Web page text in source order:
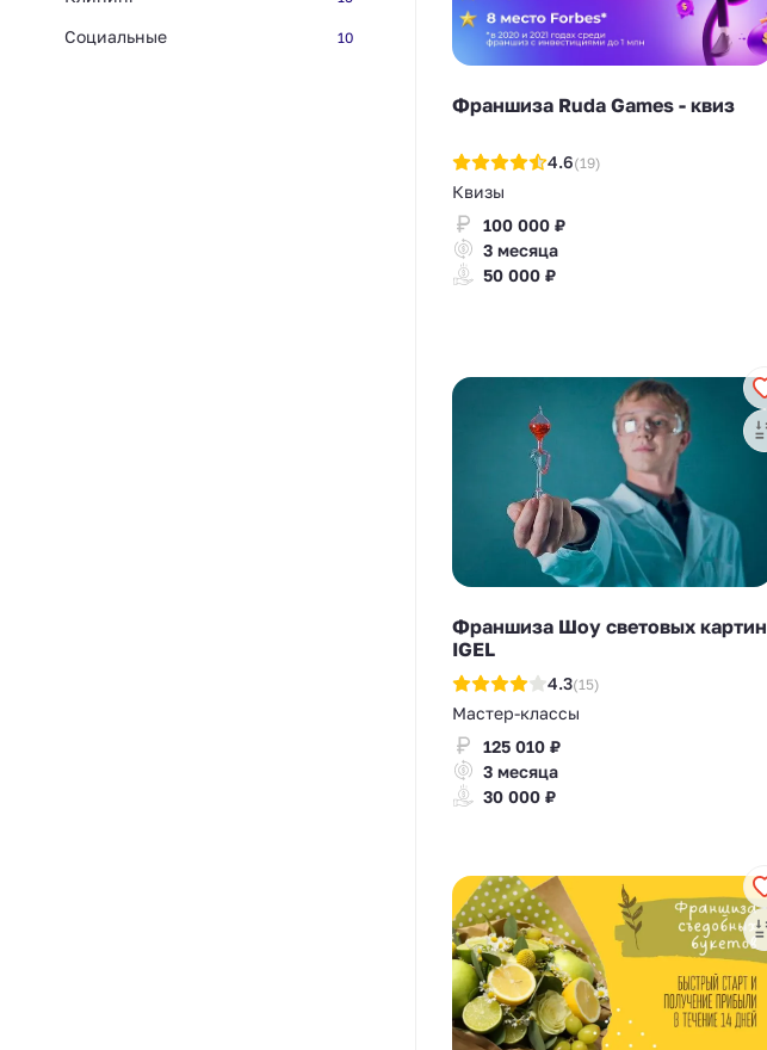
Социальные 10
Франшиза Ruda Games - квиз
4.6(19)
Квизы
100 000 ₽
3 месяца
50 000 ₽
Франшиза Шоу световых картин
IGEL
4.3(15)
Мастер-классы
125 010 ₽
3 месяца
30 000 ₽